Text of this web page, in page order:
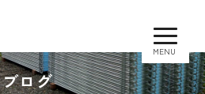
MENU
ブログ